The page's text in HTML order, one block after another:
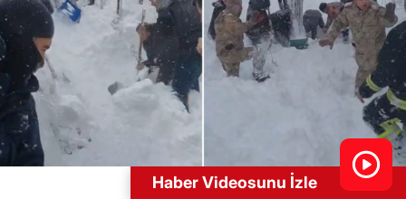
Haber Videosunu İzle